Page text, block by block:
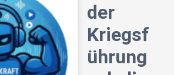
der
Kriegsf
ührung